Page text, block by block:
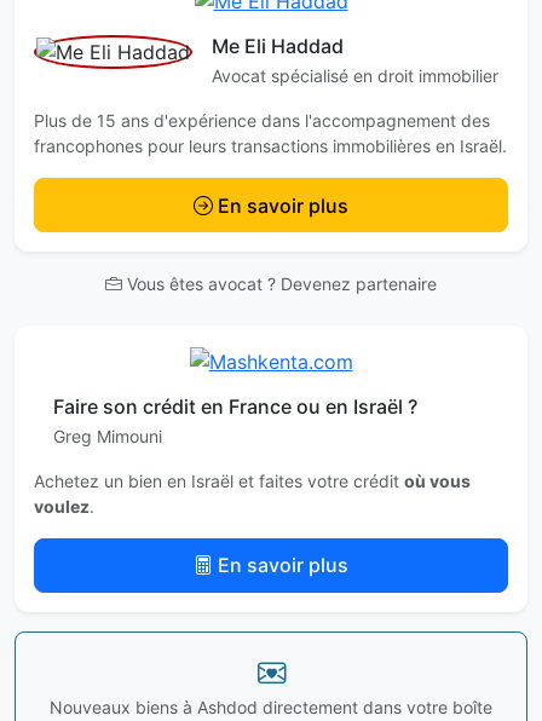
Me Eli Haddad
Avocat spécialisé en droit immobilier
Plus de 15 ans d'expérience dans l'accompagnement des
francophones pour leurs transactions immobilières en Israël.
En savoir plus
Vous êtes avocat ? Devenez partenaire
Faire son crédit en France ou en Israël ?
Greg Mimouni
Achetez un bien en Israël et faites votre crédit où vous
voulez.
En savoir plus
Nouveaux biens à Ashdod directement dans votre boîte